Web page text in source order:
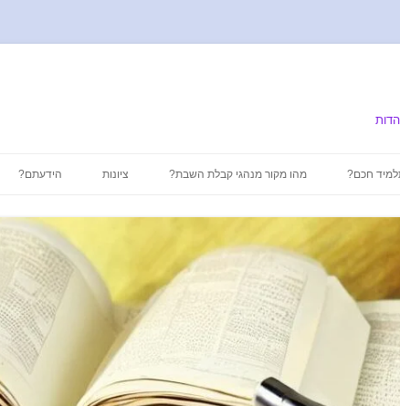
לתוכן
מהו מקור מנהגי קבלת השבת? ציונות הידעתם?